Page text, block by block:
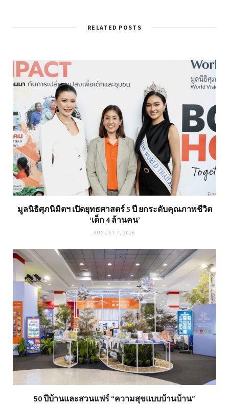
RELATED POSTS
มูลนิธิศุภนิมิตฯ เปิดยุทธศาสตร์ 5 ปี ยกระดับคุณภาพชีวิต
‘เด็ก 4 ล้านคน’
AUGUST 7, 2026
50 ปีบ้านและสวนแฟร์ “ความสุขแบบบ้านบ้าน”